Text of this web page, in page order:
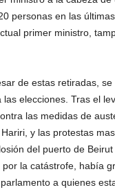
personas en las
primer ministro,
de estas retiradas,
las elecciones. Tras el
las medidas de
y las protestas
del puerto de
por la catástrofe, había
a quienes